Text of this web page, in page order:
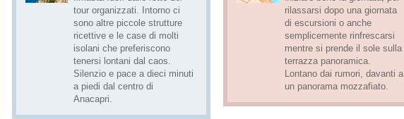
tour organizzati. Intorno ci
sono altre piccole strutture
ricettive e le case di molti
isolani che preferiscono
tenersi lontani dal caos.
Silenzio e pace a dieci minuti
a piedi dal centro di
Anacapri.
rilassarsi dopo una giornata
di escursioni o anche
semplicemente rinfrescarsi
mentre si prende il sole sulla
terrazza panoramica.
Lontano dai rumori, davanti a
un panorama mozzafiato.